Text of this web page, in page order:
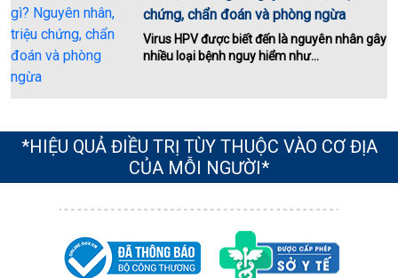
chứng, chẩn đoán và phòng ngừa
Virus HPV được biết đến là nguyên nhân gây
nhiều loại bệnh nguy hiểm như...
*HIỆU QUẢ ĐIỀU TRỊ TÙY THUỘC VÀO CƠ ĐỊA
CỦA MỖI NGƯỜI*